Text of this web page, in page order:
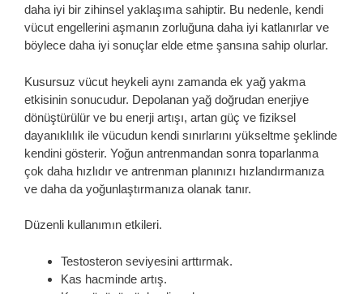
daha iyi bir zihinsel yaklaşıma sahiptir. Bu nedenle, kendi
vücut engellerini aşmanın zorluğuna daha iyi katlanırlar ve
böylece daha iyi sonuçlar elde etme şansına sahip olurlar.
Kusursuz vücut heykeli aynı zamanda ek yağ yakma
etkisinin sonucudur. Depolanan yağ doğrudan enerjiye
dönüştürülür ve bu enerji artışı, artan güç ve fiziksel
dayanıklılık ile vücudun kendi sınırlarını yükseltme şeklinde
kendini gösterir. Yoğun antrenmandan sonra toparlanma
çok daha hızlıdır ve antrenman planınızı hızlandırmanıza
ve daha da yoğunlaştırmanıza olanak tanır.
Düzenli kullanımın etkileri.
Testosteron seviyesini arttırmak.
Kas hacminde artış.